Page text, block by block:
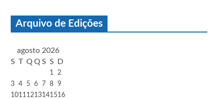
Arquivo de Edições
agosto 2026
S T Q Q S S D
1
2
3 4 5 6 7 8 9
1011 1213141516